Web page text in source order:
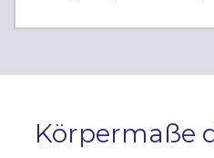
Körpermaße